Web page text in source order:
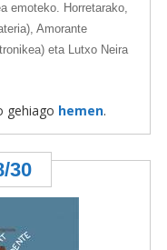
emoteko. Horretarako,
Amorante
eta Lutxo Neira
gehiago hemen.
30